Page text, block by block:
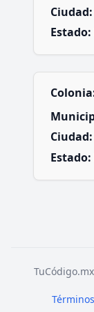
Ciudad:
Estado:
Ciudad:
Estado: